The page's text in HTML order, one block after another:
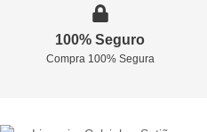
100% Seguro
Compra 100% Segura